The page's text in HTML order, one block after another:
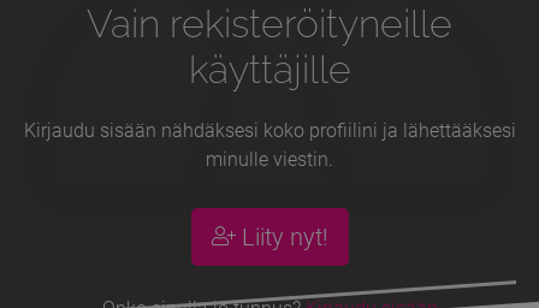
Vain rekisteröityneille
käyttäjille
Kirjaudu sisään nähdäksesi koko profiilini ja lähettääksesi
minulle viestin.
Liity nyt!